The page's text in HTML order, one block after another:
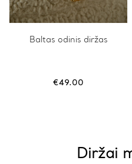
Baltas odinis diržas
€49.00
Diržai